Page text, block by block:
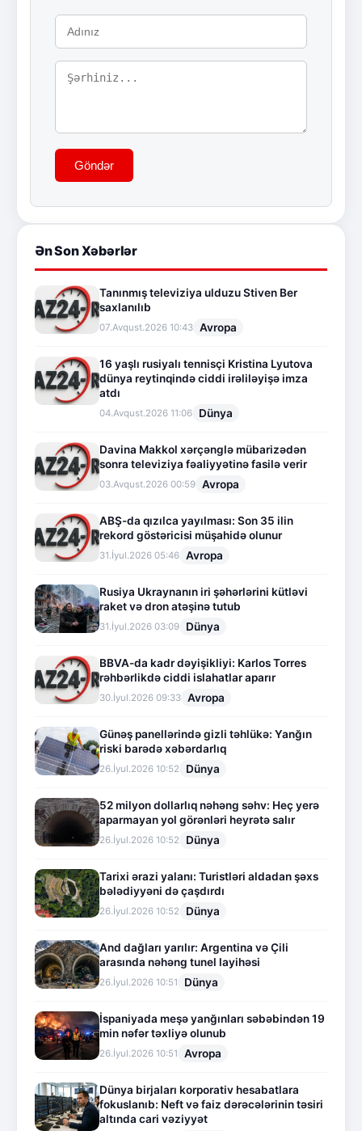
Göndər
Ən Son Xəbərlər
Tanınmış televiziya ulduzu Stiven Ber
saxlanılıb
07.Avqust.2026 10:43 Avropa
16 yaşlı rusiyalı tennisçi Kristina Lyutova
dünya reytinqində ciddi irəliləyişə imza
atdı
04.Avqust.2026 11:06 Dünya
Davina Makkol xərçənglə mübarizədən
sonra televiziya fəaliyyətinə fasilə verir
03.Avqust.2026 00:59 Avropa
ABŞ-da qızılca yayılması: Son 35 ilin
rekord göstəricisi müşahidə olunur
31.İyul.2026 05:46 Avropa
Rusiya Ukraynanın iri şəhərlərini kütləvi
raket və dron atəşinə tutub
31.İyul.2026 03:09 Dünya
BBVA-da kadr dəyişikliyi: Karlos Torres
rəhbərlikdə ciddi islahatlar aparır
30.İyul.2026 09:33 Avropa
Günəş panellərində gizli təhlükə: Yanğın
riski barədə xəbərdarlıq
26.İyul.2026 10:52 Dünya
52 milyon dollarlıq nəhəng səhv: Heç yerə
aparmayan yol görənləri heyrətə salır
26.İyul.2026 10:52 Dünya
Tarixi ərazi yalanı: Turistləri aldadan şəxs
bələdiyyəni də çaşdırdı
26.İyul.2026 10:52 Dünya
And dağları yarılır: Argentina və Çili
arasında nəhəng tunel layihəsi
26.İyul.2026 10:51 Dünya
İspaniyada meşə yanğınları səbəbindən 19
min nəfər təxliyə olunub
26.İyul.2026 10:51 Avropa
Dünya birjaları korporativ hesabatlara
fokuslanıb: Neft və faiz dərəcələrinin təsiri
altında cari vəziyyət